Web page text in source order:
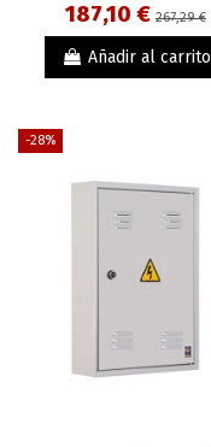
187,10 € 267,29 €
Añadir al carrito
-28%